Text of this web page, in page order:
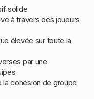
solide
à travers des joueurs
élevée sur toute la
par une
la cohésion de groupe